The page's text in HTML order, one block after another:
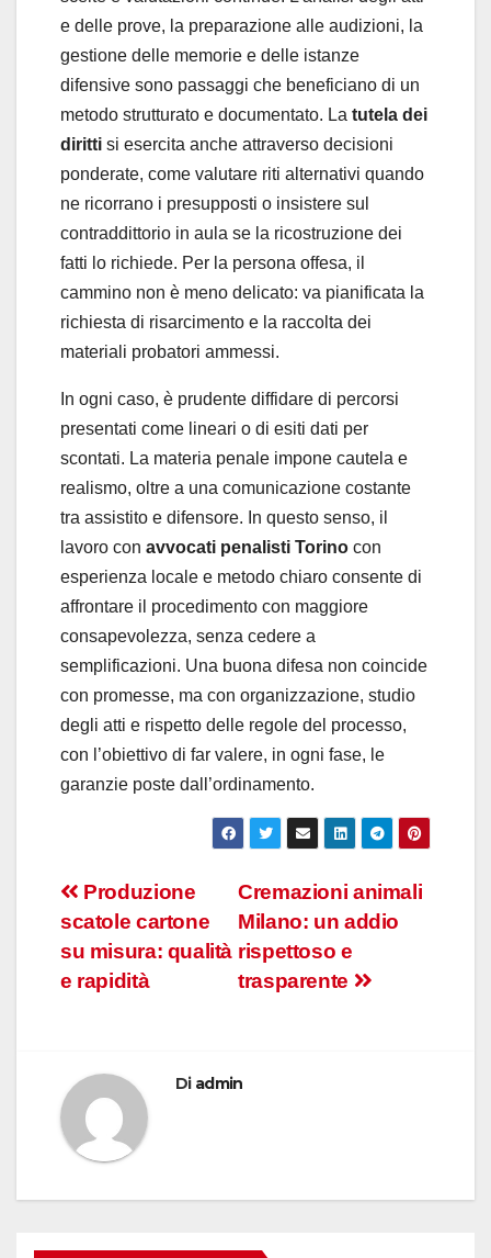
e delle prove, la preparazione alle audizioni, la
gestione delle memorie e delle istanze
difensive sono passaggi che beneficiano di un
metodo strutturato e documentato. La tutela dei
diritti si esercita anche attraverso decisioni
ponderate, come valutare riti alternativi quando
ne ricorrano i presupposti o insistere sul
contraddittorio in aula se la ricostruzione dei
fatti lo richiede. Per la persona offesa, il
cammino non è meno delicato: va pianificata la
richiesta di risarcimento e la raccolta dei
materiali probatori ammessi.
In ogni caso, è prudente diffidare di percorsi
presentati come lineari o di esiti dati per
scontati. La materia penale impone cautela e
realismo, oltre a una comunicazione costante
tra assistito e difensore. In questo senso, il
lavoro con avvocati penalisti Torino con
esperienza locale e metodo chiaro consente di
affrontare il procedimento con maggiore
consapevolezza, senza cedere a
semplificazioni. Una buona difesa non coincide
con promesse, ma con organizzazione, studio
degli atti e rispetto delle regole del processo,
con l’obiettivo di far valere, in ogni fase, le
garanzie poste dall’ordinamento.
Navigazione
articoli
Cremazioni animali
Milano: un addio
rispettoso e
trasparente
Produzione
scatole cartone
su misura: qualità
e rapidità
Di admin